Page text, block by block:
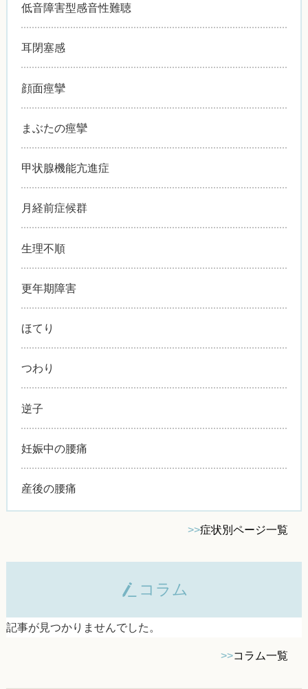
低音障害型感音性難聴
耳閉塞感
顔面痙攣
まぶたの痙攣
甲状腺機能亢進症
月経前症候群
生理不順
更年期障害
ほてり
つわり
逆子
妊娠中の腰痛
産後の腰痛
>>症状別ページ一覧
コラム
記事が見つかりませんでした。
>>コラム一覧